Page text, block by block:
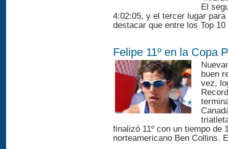
El
4:02:05, y el tercer lugar
destacar que entre los Top
Felipe 11º en la Copa
buen
vez,
finalizó 11º con un tiempo de
norteamericano Ben Collins.